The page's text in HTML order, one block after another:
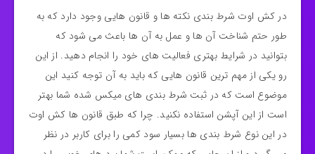
در کش اوت شرط بندی نکته ها و قانون هایی وجود دارد که به
طور حتم شناخت آن ها و عمل به آن ها باعث می شود که
بتوانید در شرایط بهتری فعالیت های خود را انجام دهید. از این
رو یکی از مهم ترین قانون هایی که باید به آن توجه کنید این
موضوع است که در ثبت شرط بندی های میکس شده شما بهتر
است از این آپشن استفاده نکنید. چرا که طبق قانون ها کش اوت
در این نوع شرط بندی ها بسیار سود کمی را برای کاربر در نظر